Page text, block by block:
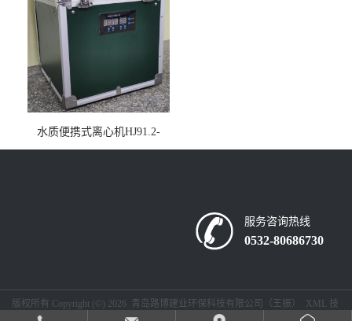
水质便携式离心机HJ91.2-
2022地表水总磷监测内置有
服务咨询热线
0532-80686730
版权所有 Copyright (©) 2026 青岛路博建业环保科技有限公司（王振） XML
技